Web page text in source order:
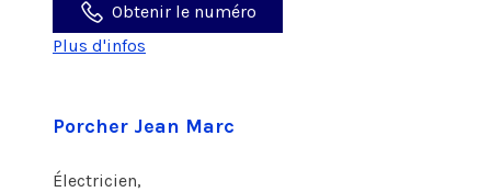
Obtenir le numéro
Plus d'infos
Porcher Jean Marc
Électricien,